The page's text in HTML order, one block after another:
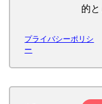
的と
プライバシーポリシ
ー